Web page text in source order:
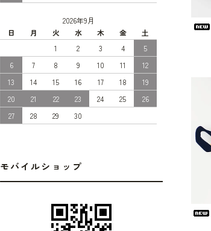
2026年9月
日
月 火 水 木 金
土
1
2 3 4
5
6
7 8 9 10 11
12
13
14 15 16 17 18
19
20
21 22 23 24 25
26
27
28 29 30
モバイルショップ